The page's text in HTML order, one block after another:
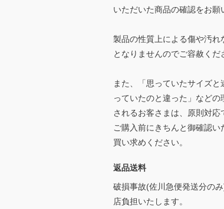
いただいた商品の確認をお願
製品の性質上による傷や汚れ
となりませんのでご容赦くだ
また、「思っていたサイズと
っていたのと違った」などの
されるお客さまは、原則対応
ご購入前にきちんと御確認い
買い求めください。
返品送料
破損事故(佐川急便発送分の
店負担いたします。